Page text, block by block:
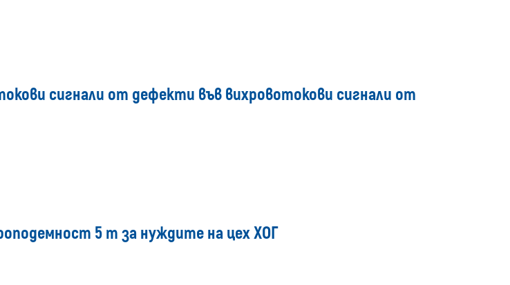
сигнали от дефекти във вихровотокови сигнали от
5 т за нуждите на цех ХОГ